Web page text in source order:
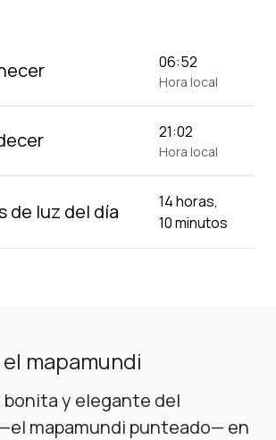
06:52
Hora local
21:02
Hora local
de luz del día
14 horas,
10 minutos
mapamundi
bonita y elegante del
mapamundi punteado— en